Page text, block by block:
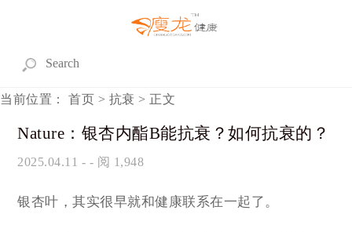
当前位置： 首页 > 抗衰 > 正文
Nature：银杏内酯B能抗衰？如何抗衰的？
2025.04.11 - - 阅 1,948
银杏叶，其实很早就和健康联系在一起了。